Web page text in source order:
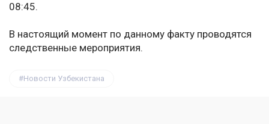
08:45.
В настоящий момент по данному факту проводятся
следственные мероприятия.
Новости Узбекистана